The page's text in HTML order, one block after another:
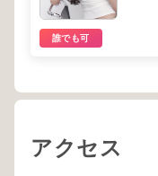
誰でも可
アクセス